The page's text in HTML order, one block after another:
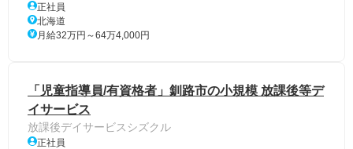
正社員
北海道
月給32万円～64万4,000円
「児童指導員/有資格者」釧路市の小規模 放課後等デ
イサービス
放課後デイサービスシズクル
正社員